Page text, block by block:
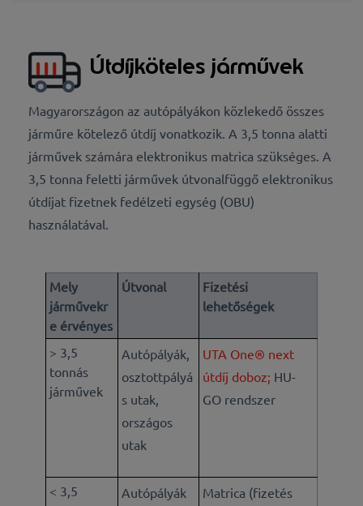
Útdíjköteles járművek
Magyarországon az autópályákon közlekedő összes
járműre kötelező útdíj vonatkozik. A 3,5 tonna alatti
járművek számára elektronikus matrica szükséges. A
3,5 tonna feletti járművek útvonalfüggő elektronikus
útdíjat fizetnek fedélzeti egység (OBU)
használatával.
Mely
járművekr
e érvényes
Útvonal
Fizetési
lehetőségek
> 3,5
tonnás
járművek
Autópályák,
osztottpályá
s utak,
országos
utak
UTA One® next
útdíj doboz; HU-
GO rendszer
< 3,5
Autópályák Matrica (fizetés